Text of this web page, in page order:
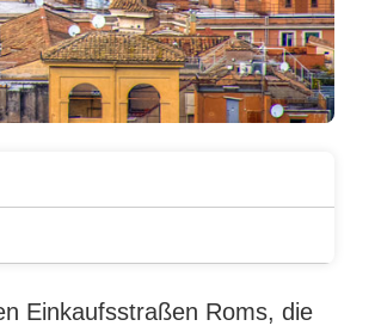
Einkaufsstraßen Roms, die